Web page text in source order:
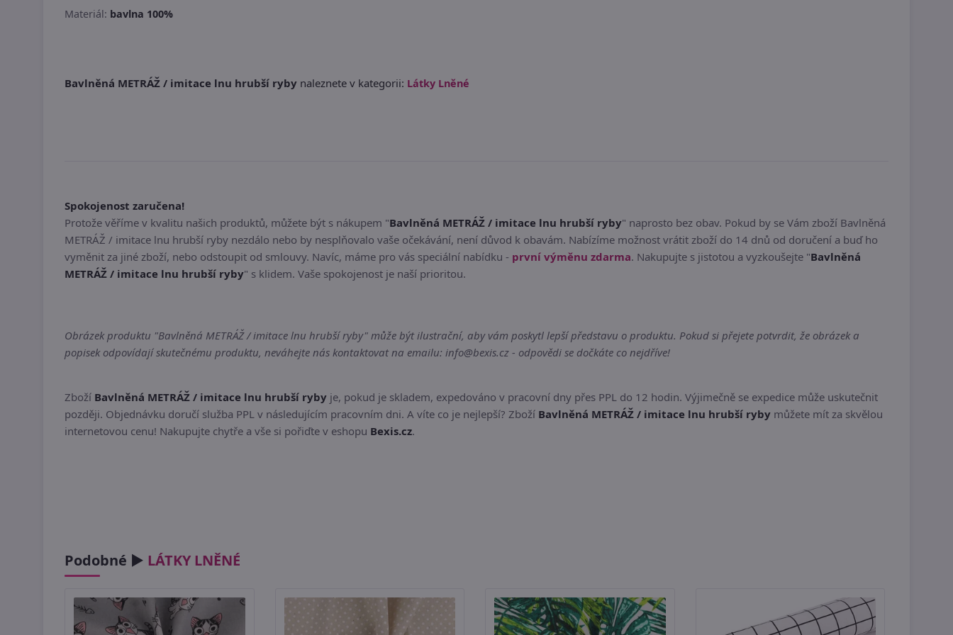
Materiál: bavlna 100%
Bavlněná METRÁŽ / imitace lnu hrubší ryby naleznete v kategorii: Látky Lněné
Spokojenost zaručena!
Protože věříme v kvalitu našich produktů, můžete být s nákupem "Bavlněná METRÁŽ / imitace lnu hrubší ryby" naprosto bez obav. Pokud by se Vám zboží Bavlněná
METRÁŽ / imitace lnu hrubší ryby nezdálo nebo by nesplňovalo vaše očekávání, není důvod k obavám. Nabízíme možnost vrátit zboží do 14 dnů od doručení a buď ho
vyměnit za jiné zboží, nebo odstoupit od smlouvy. Navíc, máme pro vás speciální nabídku - první výměnu zdarma. Nakupujte s jistotou a vyzkoušejte "Bavlněná
METRÁŽ / imitace lnu hrubší ryby" s klidem. Vaše spokojenost je naší prioritou.
Obrázek produktu "Bavlněná METRÁŽ / imitace lnu hrubší ryby" může být ilustrační, aby vám poskytl lepší představu o produktu. Pokud si přejete potvrdit, že obrázek a
popisek odpovídají skutečnému produktu, neváhejte nás kontaktovat na emailu: info@bexis.cz - odpovědi se dočkáte co nejdříve!
Zboží Bavlněná METRÁŽ / imitace lnu hrubší ryby je, pokud je skladem, expedováno v pracovní dny přes PPL do 12 hodin. Výjimečně se expedice může uskutečnit
později. Objednávku doručí služba PPL v následujícím pracovním dni. A víte co je nejlepší? Zboží Bavlněná METRÁŽ / imitace lnu hrubší ryby můžete mít za skvělou
internetovou cenu! Nakupujte chytře a vše si pořiďte v eshopu Bexis.cz.
Podobné ► LÁTKY LNĚNÉ